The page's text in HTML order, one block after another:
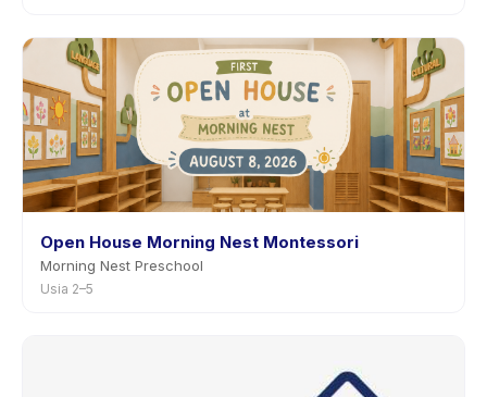
Open House Morning Nest Montessori
Morning Nest Preschool
Usia 2–5